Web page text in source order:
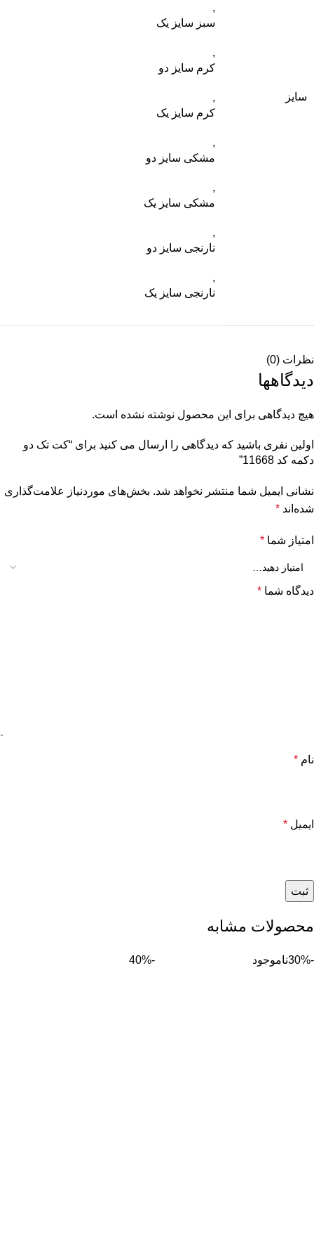
سایز
,
سبز سایز یک
,
کرم سایز دو
,
کرم سایز یک
,
مشکی سایز دو
,
مشکی سایز یک
,
نارنجی سایز دو
,
نارنجی سایز یک
نظرات (0)
دیدگاهها
هیچ دیدگاهی برای این محصول نوشته نشده است.
اولین نفری باشید که دیدگاهی را ارسال می کنید برای “کت تک دو
دکمه کد 11668”
نشانی ایمیل شما منتشر نخواهد شد. بخش‌های موردنیاز علامت‌گذاری
شده‌اند *
امتیاز شما *
دیدگاه شما *
نام *
ایمیل *
محصولات مشابه
-30% ناموجود -40%